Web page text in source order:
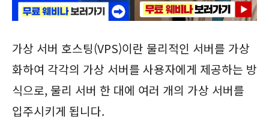
가상 서버 호스팅(VPS)이란 물리적인 서버를 가상
화하여 각각의 가상 서버를 사용자에게 제공하는 방
식으로, 물리 서버 한 대에 여러 개의 가상 서버를
입주시키게 됩니다.